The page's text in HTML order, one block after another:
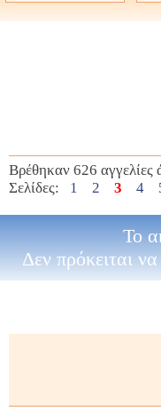
Βρέθηκαν 626
Σελίδες:
1 2 3 4
Το
Δεν πρόκειται